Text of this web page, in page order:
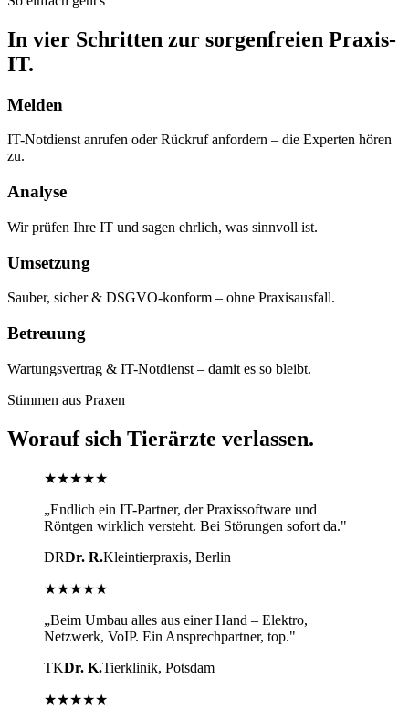
In vier Schritten zur sorgenfreien Praxis-
IT.
Melden
IT-Notdienst anrufen oder Rückruf anfordern – die Experten hören
zu.
Analyse
Wir prüfen Ihre IT und sagen ehrlich, was sinnvoll ist.
Umsetzung
Sauber, sicher & DSGVO-konform – ohne Praxisausfall.
Betreuung
Wartungsvertrag & IT-Notdienst – damit es so bleibt.
Stimmen aus Praxen
Worauf sich Tierärzte verlassen.
★★★★★
„Endlich ein IT-Partner, der Praxissoftware und
Röntgen wirklich versteht. Bei Störungen sofort da."
DRDr. R.Kleintierpraxis, Berlin
★★★★★
„Beim Umbau alles aus einer Hand – Elektro,
Netzwerk, VoIP. Ein Ansprechpartner, top."
TKDr. K.Tierklinik, Potsdam
★★★★★